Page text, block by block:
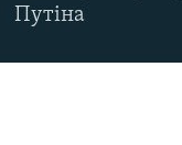
Путіна